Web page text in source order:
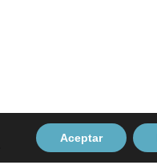
Aceptar